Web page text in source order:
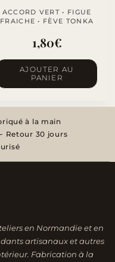
ACCORD VERT • FIGUE
FRAICHE • FÈVE TONKA
1,80€
AJOUTER AU
PANIER
à la main
Retour 30 jours
en Normandie et en
artisanaux et autres
Fabrication à la